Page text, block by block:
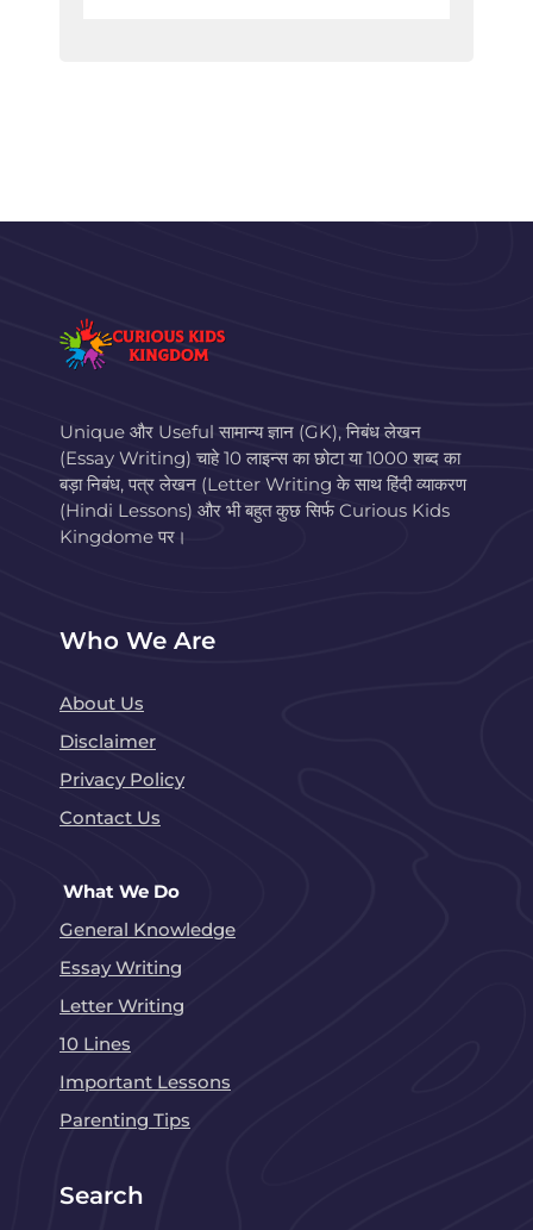
Unique और Useful सामान्य ज्ञान (GK), निबंध लेखन
(Essay Writing) चाहे 10 लाइन्स का छोटा या 1000 शब्द का
बड़ा निबंध, पत्र लेखन (Letter Writing के साथ हिंदी व्याकरण
(Hindi Lessons) और भी बहुत कुछ सिर्फ Curious Kids
Kingdome पर।
Who We Are
About Us
Disclaimer
Privacy Policy
Contact Us
What We Do
General Knowledge
Essay Writing
Letter Writing
10 Lines
Important Lessons
Parenting Tips
Search